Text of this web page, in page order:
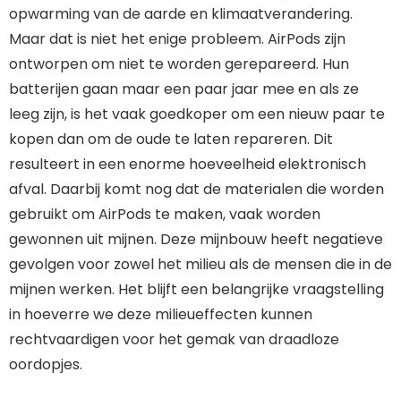
opwarming van de aarde en klimaatverandering.
Maar dat is niet het enige probleem. AirPods zijn
ontworpen om niet te worden gerepareerd. Hun
batterijen gaan maar een paar jaar mee en als ze
leeg zijn, is het vaak goedkoper om een nieuw paar te
kopen dan om de oude te laten repareren. Dit
resulteert in een enorme hoeveelheid elektronisch
afval. Daarbij komt nog dat de materialen die worden
gebruikt om AirPods te maken, vaak worden
gewonnen uit mijnen. Deze mijnbouw heeft negatieve
gevolgen voor zowel het milieu als de mensen die in de
mijnen werken. Het blijft een belangrijke vraagstelling
in hoeverre we deze milieueffecten kunnen
rechtvaardigen voor het gemak van draadloze
oordopjes.